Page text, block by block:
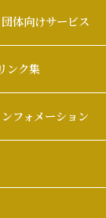
体向けサービス
ンク集
フォメーション